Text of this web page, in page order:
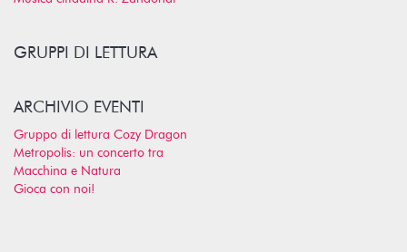
GRUPPI DI LETTURA
ARCHIVIO EVENTI
Gruppo di lettura Cozy Dragon
Metropolis: un concerto tra
Macchina e Natura
Gioca con noi!